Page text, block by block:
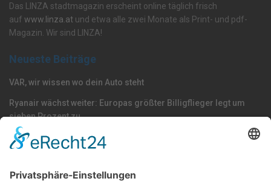
Das LINZA stadtmagazin erscheint online täglich frisch
auf www.linza.at und etwa alle zwei Monate als Print- und pdf-
Magazin. Wir sind LINZA!
Neueste Beiträge
VAR, wir wissen wo dein Auto steht
Ryanair wächst weiter: Europas größter Billigflieger legt um
sieben Prozent zu
Die Blau-Weißen kochen wieder mit Stahl
Allgemein